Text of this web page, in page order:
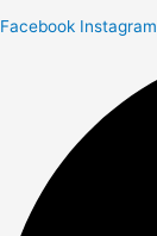
Facebook Instagram